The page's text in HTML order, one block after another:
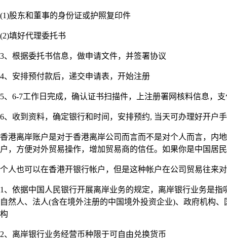
(1)股东和董事的身份证或护照复印件
(2)填好代理委托书
3、根据委托书信息，做申请文件，并签署协议
4、安排预付款后，递交申请表，开始注册
5、6-7工作日完成，确认证书扫描件，上注册署网核料信息，
6、收到资料，确定银行和时间，安排预约, 当天可办理好开户
香港离岸账户是对于香港离岸公司而言而不是对个人而言，内
户，方便对外贸易操作，增加贸易商的信任。如果你是中国居
个人也可以在香港开银行帐户，但是这种帐户在公司贸易往来
1、依据中国人民银行开展离岸业务的规定，离岸银行业务是
自然人、法人(含在境外注册的中国境外投资企业)、政府机构
构
2、离岸银行业务经营币种限于可自由兑换货币